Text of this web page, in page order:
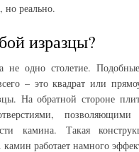
но реально.
изразцы?
не одно столетие.
– это квадрат или
На обратной стороне
позволяющими
камина. Такая
работает намного